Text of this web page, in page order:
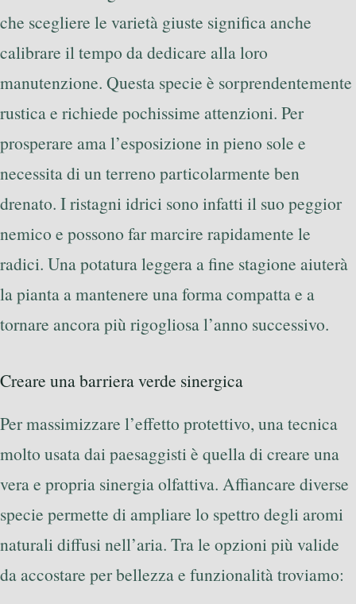
che scegliere le varietà giuste significa anche
calibrare il tempo da dedicare alla loro
manutenzione. Questa specie è sorprendentemente
rustica e richiede pochissime attenzioni. Per
prosperare ama l’esposizione in pieno sole e
necessita di un terreno particolarmente ben
drenato. I ristagni idrici sono infatti il suo peggior
nemico e possono far marcire rapidamente le
radici. Una potatura leggera a fine stagione aiuterà
la pianta a mantenere una forma compatta e a
tornare ancora più rigogliosa l’anno successivo.
Creare una barriera verde sinergica
Per massimizzare l’effetto protettivo, una tecnica
molto usata dai paesaggisti è quella di creare una
vera e propria sinergia olfattiva. Affiancare diverse
specie permette di ampliare lo spettro degli aromi
naturali diffusi nell’aria. Tra le opzioni più valide
da accostare per bellezza e funzionalità troviamo: